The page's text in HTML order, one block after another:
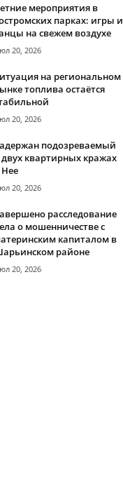
мероприятия в
парках: игры и
на свежем воздухе
20, 2026
на региональном
топлива остаётся
20, 2026
подозреваемый
двух квартирных кражах
Нее
20, 2026
расследование
о мошенничестве с
капиталом в
районе
20, 2026